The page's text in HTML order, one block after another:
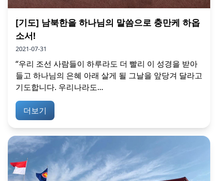
[기도] 남북한을 하나님의 말씀으로 충만케 하옵
소서!
2021-07-31
“우리 조선 사람들이 하루라도 더 빨리 이 성경을 받아
들고 하나님의 은혜 아래 살게 될 그날을 앞당겨 달라고
기도합니다. 우리나라도...
더보기